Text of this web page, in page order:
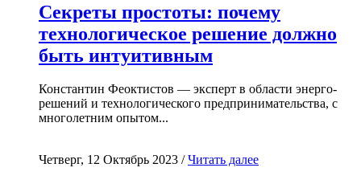
Секреты простоты: почему
технологическое решение должно
быть интуитивным
Константин Феоктистов — эксперт в области энерго-
решений и технологического предпринимательства, с
многолетним опытом...
Четверг, 12 Октябрь 2023 /Читать далее